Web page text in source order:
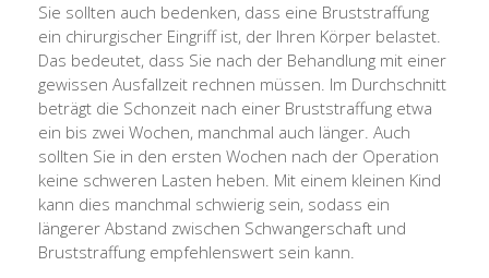
Sie sollten auch bedenken, dass eine Bruststraffung
ein chirurgischer Eingriff ist, der Ihren Körper belastet.
Das bedeutet, dass Sie nach der Behandlung mit einer
gewissen Ausfallzeit rechnen müssen. Im Durchschnitt
beträgt die Schonzeit nach einer Bruststraffung etwa
ein bis zwei Wochen, manchmal auch länger. Auch
sollten Sie in den ersten Wochen nach der Operation
keine schweren Lasten heben. Mit einem kleinen Kind
kann dies manchmal schwierig sein, sodass ein
längerer Abstand zwischen Schwangerschaft und
Bruststraffung empfehlenswert sein kann.